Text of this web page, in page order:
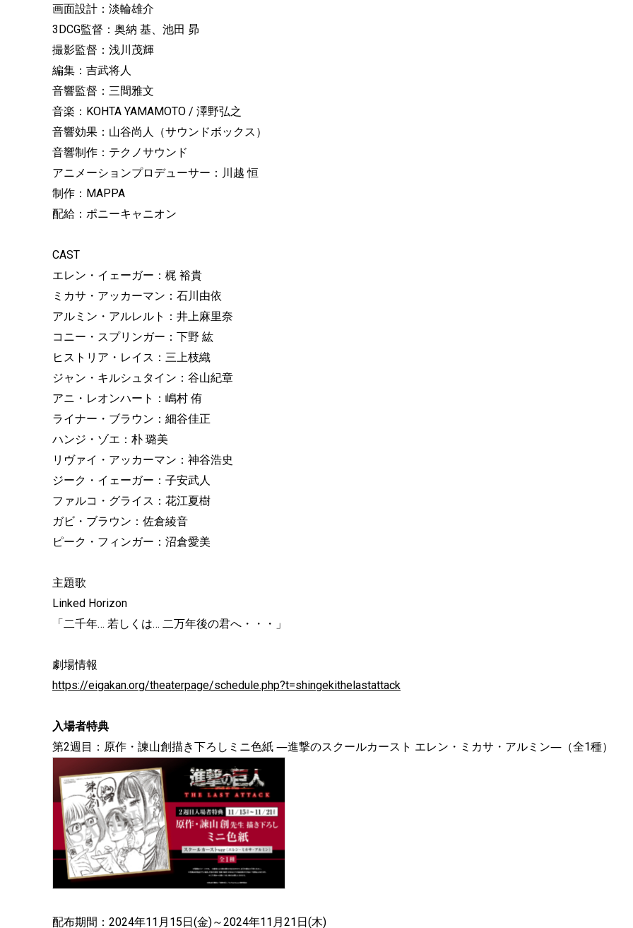
画面設計：淡輪雄介
3DCG監督：奥納 基、池田 昴
撮影監督：浅川茂輝
編集：吉武将人
音響監督：三間雅文
音楽：KOHTA YAMAMOTO / 澤野弘之
音響効果：山谷尚人（サウンドボックス）
音響制作：テクノサウンド
アニメーションプロデューサー：川越 恒
制作：MAPPA
配給：ポニーキャニオン
CAST
エレン・イェーガー：梶 裕貴
ミカサ・アッカーマン：石川由依
アルミン・アルレルト：井上麻里奈
コニー・スプリンガー：下野 紘
ヒストリア・レイス：三上枝織
ジャン・キルシュタイン：谷山紀章
アニ・レオンハート：嶋村 侑
ライナー・ブラウン：細谷佳正
ハンジ・ゾエ：朴 璐美
リヴァイ・アッカーマン：神谷浩史
ジーク・イェーガー：子安武人
ファルコ・グライス：花江夏樹
ガビ・ブラウン：佐倉綾音
ピーク・フィンガー：沼倉愛美
主題歌
Linked Horizon
「二千年… 若しくは… 二万年後の君へ・・・」
劇場情報
https://eigakan.org/theaterpage/schedule.php?t=shingekithelastattack
入場者特典
第2週目：原作・諫山創描き下ろしミニ色紙 ―進撃のスクールカースト エレン・ミカサ・アルミン―（全1種）
配布期間：2024年11月15日(金)～2024年11月21日(木)